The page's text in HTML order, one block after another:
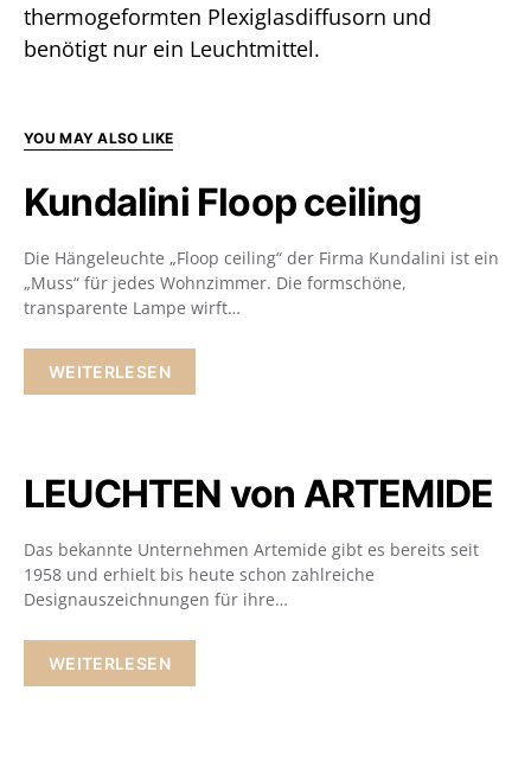
thermogeformten Plexiglasdiffusorn und
benötigt nur ein Leuchtmittel.
YOU MAY ALSO LIKE
Kundalini Floop ceiling
Die Hängeleuchte „Floop ceiling“ der Firma Kundalini ist ein
„Muss“ für jedes Wohnzimmer. Die formschöne,
transparente Lampe wirft…
WEITERLESEN
LEUCHTEN von ARTEMIDE
Das bekannte Unternehmen Artemide gibt es bereits seit
1958 und erhielt bis heute schon zahlreiche
Designauszeichnungen für ihre…
WEITERLESEN